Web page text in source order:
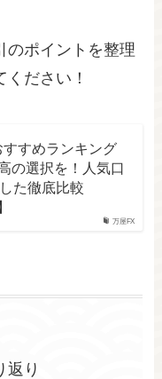
のポイントを整理
ださい！
万屋FX
すめランキング
の選択を！人気口
た徹底比較
返り